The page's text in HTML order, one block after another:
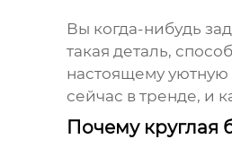
Вы когда-нибудь
такая деталь,
настоящему
сейчас в тренде, и
Почему круглая